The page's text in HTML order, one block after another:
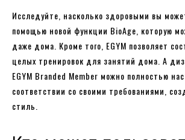
Исследуйте, насколько здоровыми вы
помощью новой функции BioAge, которую
даже дома. Кроме того, EGYМ позволяет
целых тренировок для занятий дома. А
EGYM Branded Member можно полностью
соответствии со своими требованиями,
стиль.